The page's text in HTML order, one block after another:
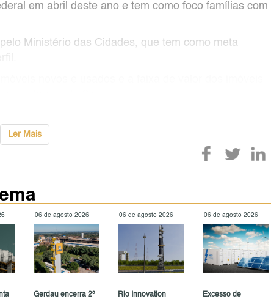
em abril deste ano e tem como foco famílias com
Ministério das Cidades, que tem como meta
Ler Mais
06 de agosto 2026
Gerdau encerra 2º
06 de agosto 2026
Rio Innovation
06 de agosto 2026
Excesso de